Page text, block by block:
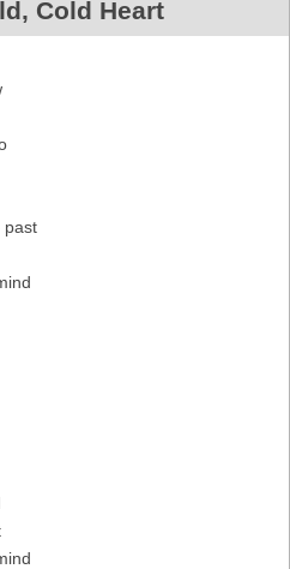
Cold Heart
past